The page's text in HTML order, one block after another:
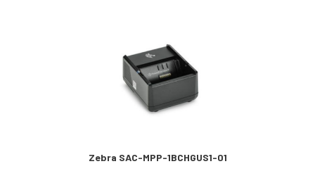
Zebra SAC-MPP-1BCHGUS1-01